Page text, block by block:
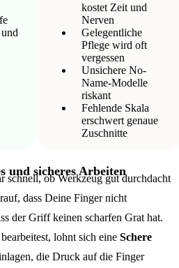
kostet Zeit und
Nerven
Gelegentliche
Pflege wird oft
vergessen
Unsichere No-
Name-Modelle
riskant
Fehlende Skala
erschwert genaue
Zuschnitte
und sicheres Arbeiten
schnell, ob Werkzeug gut durchdacht
dass Deine Finger nicht
der Griff keinen scharfen Grat hat.
lohnt sich eine Schere
die Druck auf die Finger